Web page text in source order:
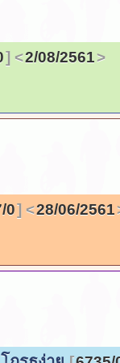
2/08/2561
0 28/06/2561